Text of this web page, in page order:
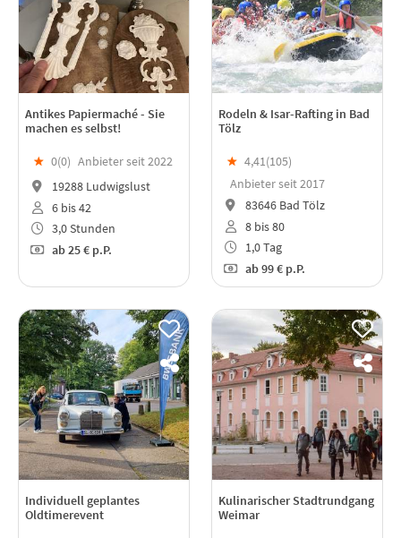
Antikes Papiermaché - Sie
machen es selbst!
★ 0(0) Anbieter seit 2022
19288 Ludwigslust
6 bis 42
3,0 Stunden
ab25 € p.P.
Rodeln & Isar-Rafting in Bad
Tölz
★ 4,41(105)
Anbieter seit 2017
83646 Bad Tölz
8 bis 80
1,0 Tag
ab99 € p.P.
Individuell geplantes
Oldtimerevent
Kulinarischer Stadtrundgang
Weimar